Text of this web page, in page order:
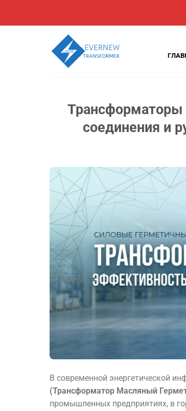
Трансформаторы
соединения и
В современной энергетической
(Трансформатор Масляный
промышленных предприятиях, в